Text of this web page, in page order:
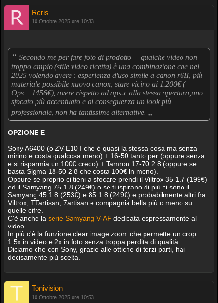
Rcris
10 Ottobre 2025 ore 10:33
“ Secondo me per fare foto di prodotto + qualche video non
troppo ampio (stile video ricetta) è una combinazione che nel
2025 volendo avere : esperienza d'uso simile a canon r6II, più
materiale possibile nuovo canon, stare vicino ai 1.200€ (
Ops....1456€), avere rispetto ad aps-c alla stessa apertura,uno
sfocato più accentuato e di conseguenza un look più
professionale, non ha tantissime alternative. „
OPZIONE E
Sony A6400 (o ZV-E10 I che è quasi la stessa cosa ma senza
mirino e costa qualcosa meno) + 16-50 tanto per (oppure senza
e si risparmia un 100€ credo) + Tamron 17-70 2.8 (oppure se
basta Sigma 18-50 2.8 che costa 100€ in meno).
Oppure se proprio ci tieni a sfocare prendi il Viltrox 35 1.7 (199€)
ed il Samyang 75 1.8 (249€) o se ti ispirano di più ci sono il
Samyang 45 1.8 (253€) e 85 1.8 (249€) e probabilmente altri fra
Viltrox, TTartisan, 7artisan e compagnia bella più o meno su
quelle cifre.
C'è anche la serie Samyang V-AF dedicata espressamente al
video.
In più c'è la funzione clear image zoom che permette un crop
1.5x in video e 2x in foto senza troppa perdita di qualità.
Diciamo che con Sony, grazie alle ottiche di terzi parti, hai
decisamente più scelta.
Tonivision
10 Ottobre 2025 ore 10:53